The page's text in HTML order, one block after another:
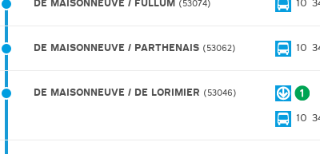
DE MAISONNEUVE / FULLUM 53074 10
DE MAISONNEUVE / PARTHENAIS 53062 10
DE MAISONNEUVE / DE LORIMIER 53046
10